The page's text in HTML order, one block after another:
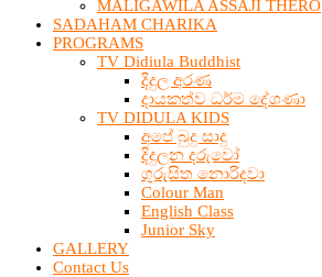
MALIGAWILA ASSAJI THERO
SADAHAM CHARIKA
PROGRAMS
TV Didiula Buddhist
දිදුල අරණ
දායකත්ව ධර්ම දේශණා
TV DIDULA KIDS
අපේ බුදු සාදු
දිදුලන දරුවෝ
ගුරුසිත නොරිදවා
Colour Man
English Class
Junior Sky
GALLERY
Contact Us